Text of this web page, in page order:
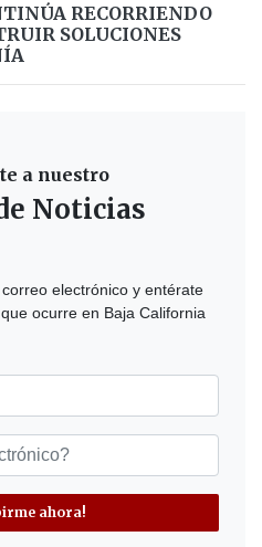
RECORRIENDO
SOLUCIONES
a nuestro
Noticias
electrónico y entérate
ocurre en Baja California
ahora!